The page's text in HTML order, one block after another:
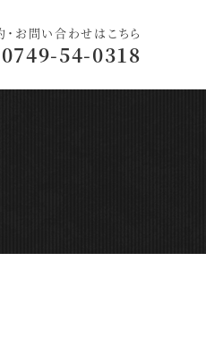
・お問い合わせはこちら
0749-54-0318